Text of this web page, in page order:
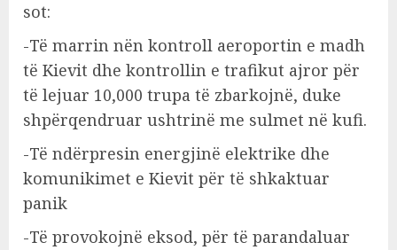
sot:
-Të marrin nën kontroll aeroportin e madh
të Kievit dhe kontrollin e trafikut ajror për
të lejuar 10,000 trupa të zbarkojnë, duke
shpërqendruar ushtrinë me sulmet në kufi.
-Të ndërpresin energjinë elektrike dhe
komunikimet e Kievit për të shkaktuar
panik
-Të provokojnë eksod, për të parandaluar